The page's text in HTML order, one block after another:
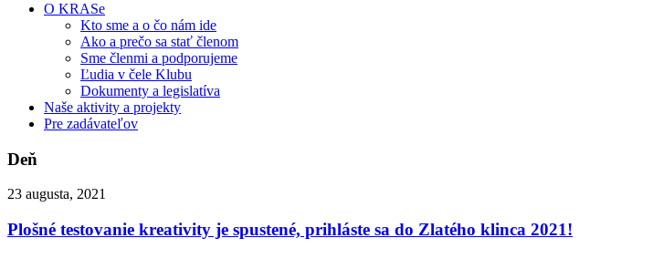
O KRASe
Kto sme a o čo nám ide
Ako a prečo sa stať členom
Sme členmi a podporujeme
Ľudia v čele Klubu
Dokumenty a legislatíva
Naše aktivity a projekty
Pre zadávateľov
Deň
23 augusta, 2021
Plošné testovanie kreativity je spustené, prihláste sa do Zlatého klinca 2021!